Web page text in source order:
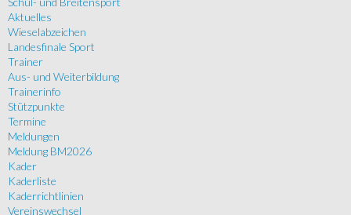
Aktuelles
Wieselabzeichen
Landesfinale Sport
Trainer
Aus- und Weiterbildung
Trainerinfo
Stützpunkte
Termine
Meldungen
Meldung BM2026
Kader
Kaderliste
Kaderrichtlinien
Vereinswechsel